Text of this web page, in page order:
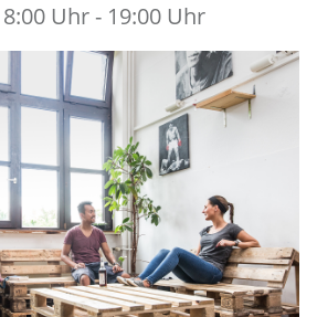
Uhr - 19:00 Uhr